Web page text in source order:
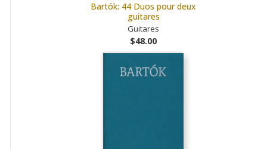
Bartók: 44 Duos pour deux
guitares
Guitares
$48.00